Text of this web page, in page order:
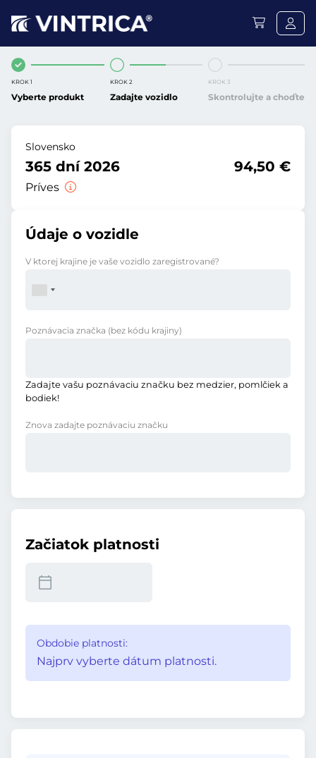
KROK 1
Vyberte produkt
KROK 2
Zadajte vozidlo
KROK 3
Skontrolujte a choďte
Slovensko
365 dní 2026
Príves
94,50 €
Údaje o vozidle
V ktorej krajine je vaše vozidlo zaregistrované?
Poznávacia značka (bez kódu krajiny)
Zadajte vašu poznávaciu značku bez medzier, pomlčiek a
bodiek!
Znova zadajte poznávaciu značku
Začiatok platnosti
Obdobie platnosti:
Najprv vyberte dátum platnosti.